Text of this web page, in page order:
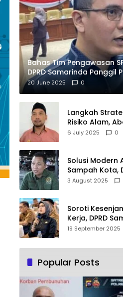
Bahas Tim Pengawasan
DPRD Samarinda Panggil
Tepian
20 June 2025 0
Langkah
Risiko Alam,
Samarinda
6 July 2025 0
Solusi Modern
Sampah Kota,
Dukung Penuh
3 August 2025
Soroti
Kerja, DPRD
Pemkot
19 September 2025
Popular Posts